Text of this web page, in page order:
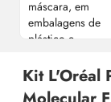
Kit L'Oréal